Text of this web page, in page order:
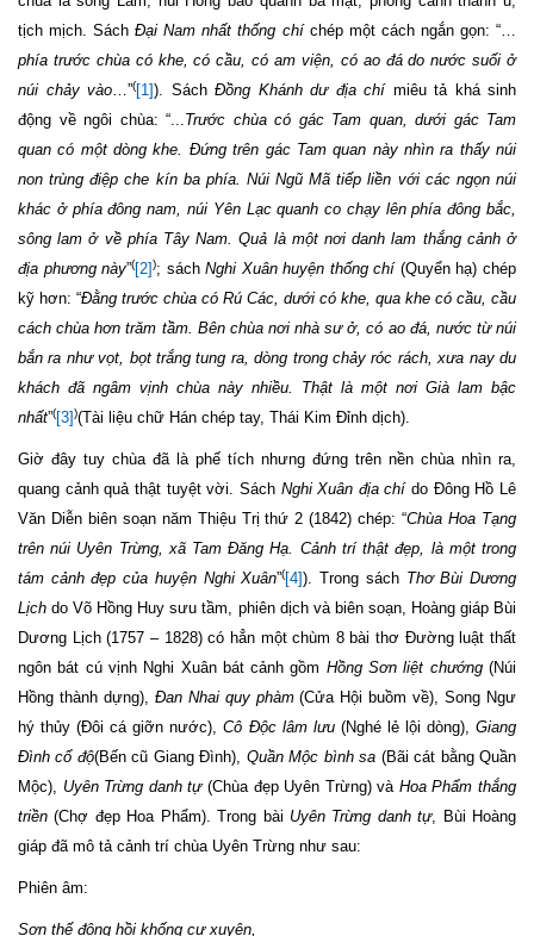
tịch mịch. SáchĐại Nam nhất thống chí chép một cách ngắn gọn: “…
phía trước chùa có khe, có cầu, có am viện, có ao đá do nước suối ở
núi chảy vào …”([1]). Sách Đồng Khánh dư địa chímiêu tả khá sinh
động về ngôi chùa: “... Trước chùa có gác Tam quan, dưới gác Tam
quan có một dòng khe. Đứng trên gác Tam quan này nhìn ra thấy núi
non trùng điệp che kín ba phía. Núi Ngũ Mã tiếp liền với các ngọn núi
khác ở phía đông nam, núi Yên Lạc quanh co chạy lên phía đông bắc,
sông lam ở về phía Tây Nam. Quả là một nơi danh lam thắng cảnh ở
địa phương này”([2]); sáchNghi Xuân huyện thống chí (Quyển hạ) chép
kỹ hơn: “Đằng trước chùa có Rú Các, dưới có khe, qua khe có cầu, cầu
cách chùa hơn trăm tầm. Bên chùa nơi nhà sư ở, có ao đá, nước từ núi
bắn ra như vọt, bọt trắng tung ra, dòng trong chảy róc rách, xưa nay du
khách đã ngâm vịnh chùa này nhiều. Thật là một nơi Già lam bậc
nhất”([3])(Tài liệu chữ Hán chép tay, Thái Kim Đỉnh dịch).
Giờ đây tuy chùa đã là phế tích nhưng đứng trên nền chùa nhìn ra,
quang cảnh quả thật tuyệt vời. Sách Nghi Xuân địa chído Đông Hồ Lê
Văn Diễn biên soạn năm Thiệu Trị thứ 2 (1842) chép: “Chùa Hoa Tạng
trên núi Uyên Trừng, xã Tam Đăng Hạ. Cảnh trí thật đẹp, là một trong
tám cảnh đẹp của huyện Nghi Xuân”([4]). Trong sách Thơ Bùi Dương
Lịchdo Võ Hồng Huy sưu tầm, phiên dịch và biên soạn, Hoàng giáp Bùi
Dương Lịch (1757 – 1828) có hẳn một chùm 8 bài thơ Đường luật thất
ngôn bát cú vịnh Nghi Xuân bát cảnh gồm Hồng Sơn liệt chướng(Núi
Hồng thành dựng), Đan Nhai quy phàm(Cửa Hội buồm về), Song Ngư
hý thủy (Đôi cá giỡn nước),Cô Độc lâm lưu(Nghé lẻ lội dòng),Giang
Đình cổ độ(Bến cũ Giang Đình), Quần Mộc bình sa (Bãi cát bằng Quần
Mộc), Uyên Trừng danh tự(Chùa đẹp Uyên Trừng) và Hoa Phẩm thắng
triền (Chợ đẹp Hoa Phẩm). Trong bài Uyên Trừng danh tự, Bùi Hoàng
giáp đã mô tả cảnh trí chùa Uyên Trừng như sau:
Phiên âm:
Sơn thế đông hồi khống cự xuyên,